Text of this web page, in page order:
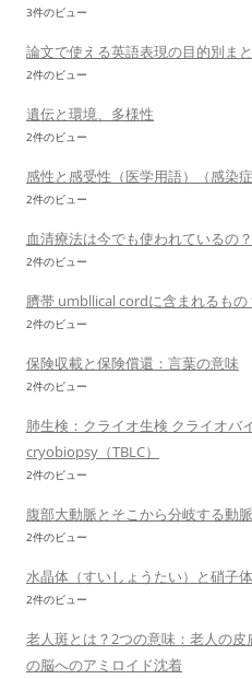
3件のビュー
論文で使える英語表現の目的別ま
2件のビュー
遺伝と環境、多様性
2件のビュー
感性と感受性（医学用語）（感染症
2件のビュー
血清療法は今でも使われているの？
2件のビュー
臍帯 umbllical cordに含まれるもの
2件のビュー
保険収載と保険償還：言葉の意味
2件のビュー
肺生検：クライオ生検 クライオ
cryobiopsy（TBLC）
2件のビュー
腹部大動脈とそこから分岐する動脈
2件のビュー
水晶体（すいしょうたい）と硝子
2件のビュー
老人斑とは？2つの意味：老人の
の脳へのアミロイド沈着